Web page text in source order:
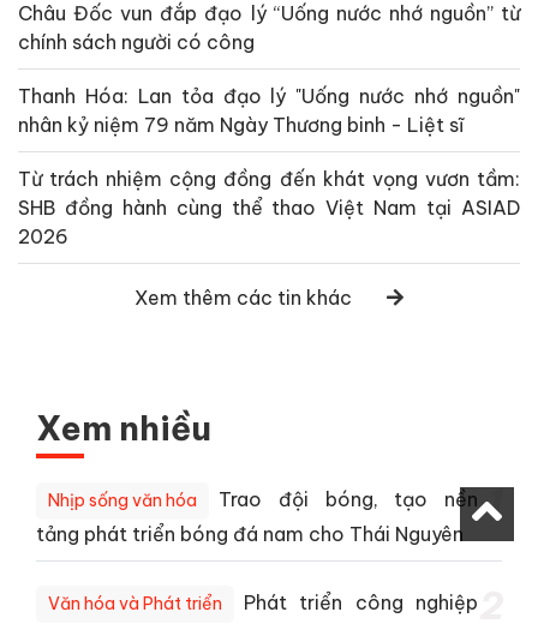
Châu Đốc vun đắp đạo lý “Uống nước nhớ nguồn” từ
chính sách người có công
Thanh Hóa: Lan tỏa đạo lý "Uống nước nhớ nguồn"
nhân kỷ niệm 79 năm Ngày Thương binh - Liệt sĩ
Từ trách nhiệm cộng đồng đến khát vọng vươn tầm:
SHB đồng hành cùng thể thao Việt Nam tại ASIAD
2026
Xem thêm các tin khác
Xem nhiều
Nhịp sống văn hóa
Trao đội bóng, tạo nền
tảng phát triển bóng đá nam cho Thái Nguyên
1
Văn hóa và Phát triển
Phát triển công nghiệp